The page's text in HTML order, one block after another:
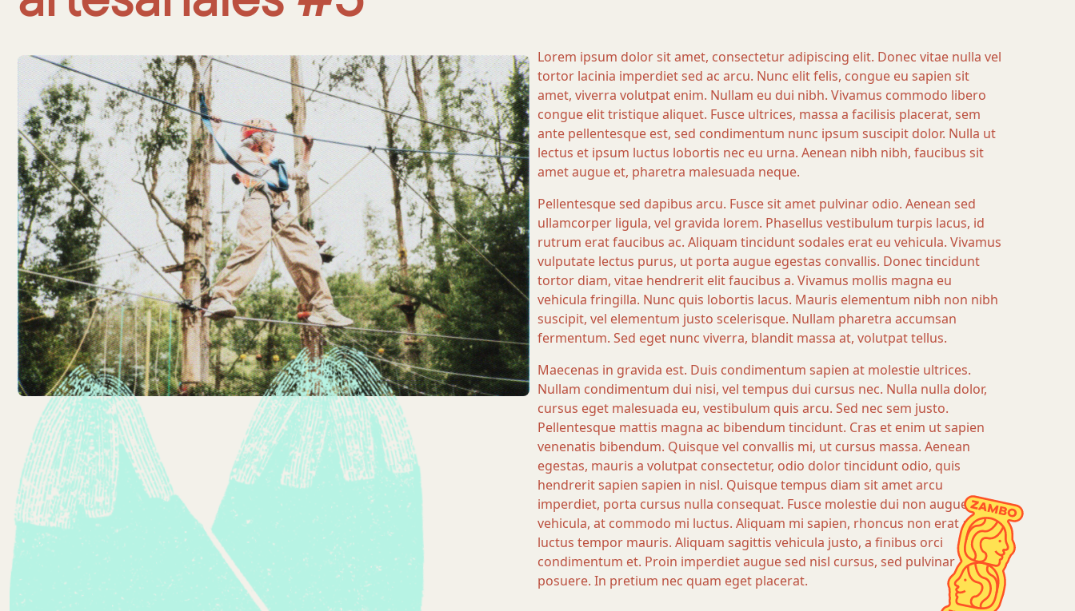
Lorem ipsum dolor sit amet, consectetur adipiscing elit. Donec vitae nulla vel
tortor lacinia imperdiet sed ac arcu. Nunc elit felis, congue eu sapien sit
amet, viverra volutpat enim. Nullam eu dui nibh. Vivamus commodo libero
congue elit tristique aliquet. Fusce ultrices, massa a facilisis placerat, sem
ante pellentesque est, sed condimentum nunc ipsum suscipit dolor. Nulla ut
lectus et ipsum luctus lobortis nec eu urna. Aenean nibh nibh, faucibus sit
amet augue et, pharetra malesuada neque.
Pellentesque sed dapibus arcu. Fusce sit amet pulvinar odio. Aenean sed
ullamcorper ligula, vel gravida lorem. Phasellus vestibulum turpis lacus, id
rutrum erat faucibus ac. Aliquam tincidunt sodales erat eu vehicula. Vivamus
vulputate lectus purus, ut porta augue egestas convallis. Donec tincidunt
tortor diam, vitae hendrerit elit faucibus a. Vivamus mollis magna eu
vehicula fringilla. Nunc quis lobortis lacus. Mauris elementum nibh non nibh
suscipit, vel elementum justo scelerisque. Nullam pharetra accumsan
fermentum. Sed eget nunc viverra, blandit massa at, volutpat tellus.
Maecenas in gravida est. Duis condimentum sapien at molestie ultrices.
Nullam condimentum dui nisi, vel tempus dui cursus nec. Nulla nulla dolor,
cursus eget malesuada eu, vestibulum quis arcu. Sed nec sem justo.
Pellentesque mattis magna ac bibendum tincidunt. Cras et enim ut sapien
venenatis bibendum. Quisque vel convallis mi, ut cursus massa. Aenean
egestas, mauris a volutpat consectetur, odio dolor tincidunt odio, quis
hendrerit sapien sapien in nisl. Quisque tempus diam sit amet arcu
imperdiet, porta cursus nulla consequat. Fusce molestie dui non augue
vehicula, at commodo mi luctus. Aliquam mi sapien, rhoncus non erat a,
luctus tempor mauris. Aliquam sagittis vehicula justo, a finibus orci
condimentum et. Proin imperdiet augue sed nisl cursus, sed pulvinar augue
posuere. In pretium nec quam eget placerat.